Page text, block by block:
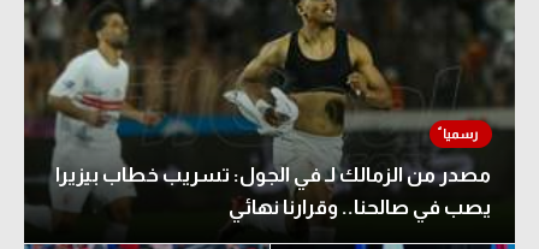
مصدر من الزمالك لـ في الجول: تسريب خطاب بيزيرا
يصب في صالحنا.. وقرارنا نهائي